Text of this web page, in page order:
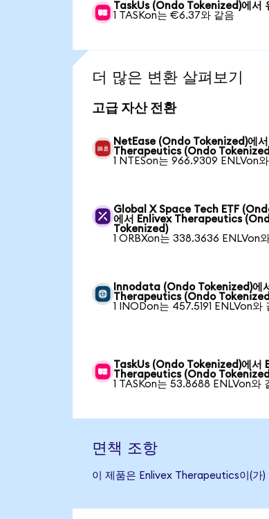
TaskUs (Ondo Tokenized)에서
1 TASKon는 €6.37와 같음
더 많은 변환 살펴보기
고급 자산 전환
NetEase (Ondo Tokenized)에
Therapeutics (Ondo
1 NTESon는 966.9309 ENLVon
Global X Space Tech ETF
에서 Enlivex Therapeutics
Tokenized)
1 ORBXon는 338.3636 ENLVon
Innodata (Ondo Tokenized)에
Therapeutics (Ondo
1 INODon는 457.5191 ENLVon와
TaskUs (Ondo Tokenized)에서
Therapeutics (Ondo
1 TASKon는 53.8688 ENLVon와
면책 조항
이 제품은 Enlivex Therapeutics이(가